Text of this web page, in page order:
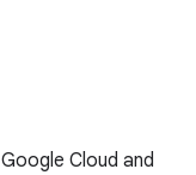
Cloud and